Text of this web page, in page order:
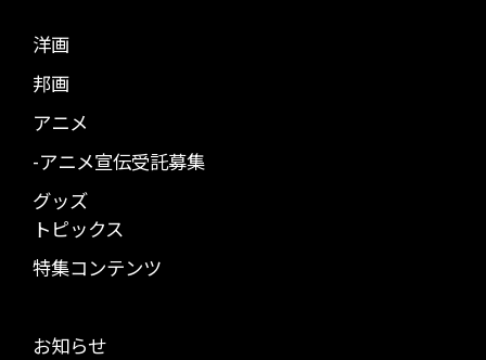
洋画
邦画
アニメ
-アニメ宣伝受託募集
グッズ
トピックス
特集コンテンツ
お知らせ